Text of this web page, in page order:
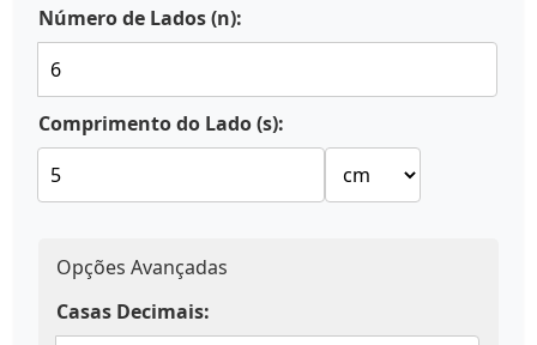
Número de Lados (n):
Comprimento do Lado (s):
Opções Avançadas
Casas Decimais: